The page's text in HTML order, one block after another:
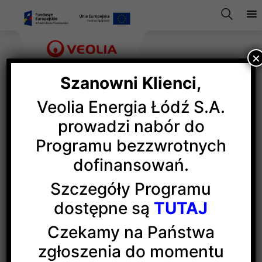
Veolia z tytułem „Etyczna
Firma”
To niezwykle ważne dla Veolii wyróżnienie odebrała
Marta Białecka, dyrektor ds. ładu korporacyjnego,
compliance officer, Veolia Energia Polska. Jako
część międzynarodowego koncernu, realizujemy
misję opartą na odpowiedzialnym zarządzaniu
Szanowni Klienci,
Veolia Energia Łódź S.A.
prowadzi nabór do
Programu bezzwrotnych
dofinansowań.
Szczegóły Programu
dostępne są TUTAJ
Czekamy na Państwa
zgłoszenia do momentu
×